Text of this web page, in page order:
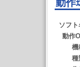
動作
ソフト
動作
機
種